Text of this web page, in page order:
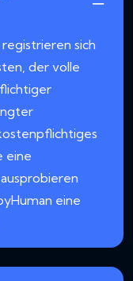
sich
der volle
eine
eine